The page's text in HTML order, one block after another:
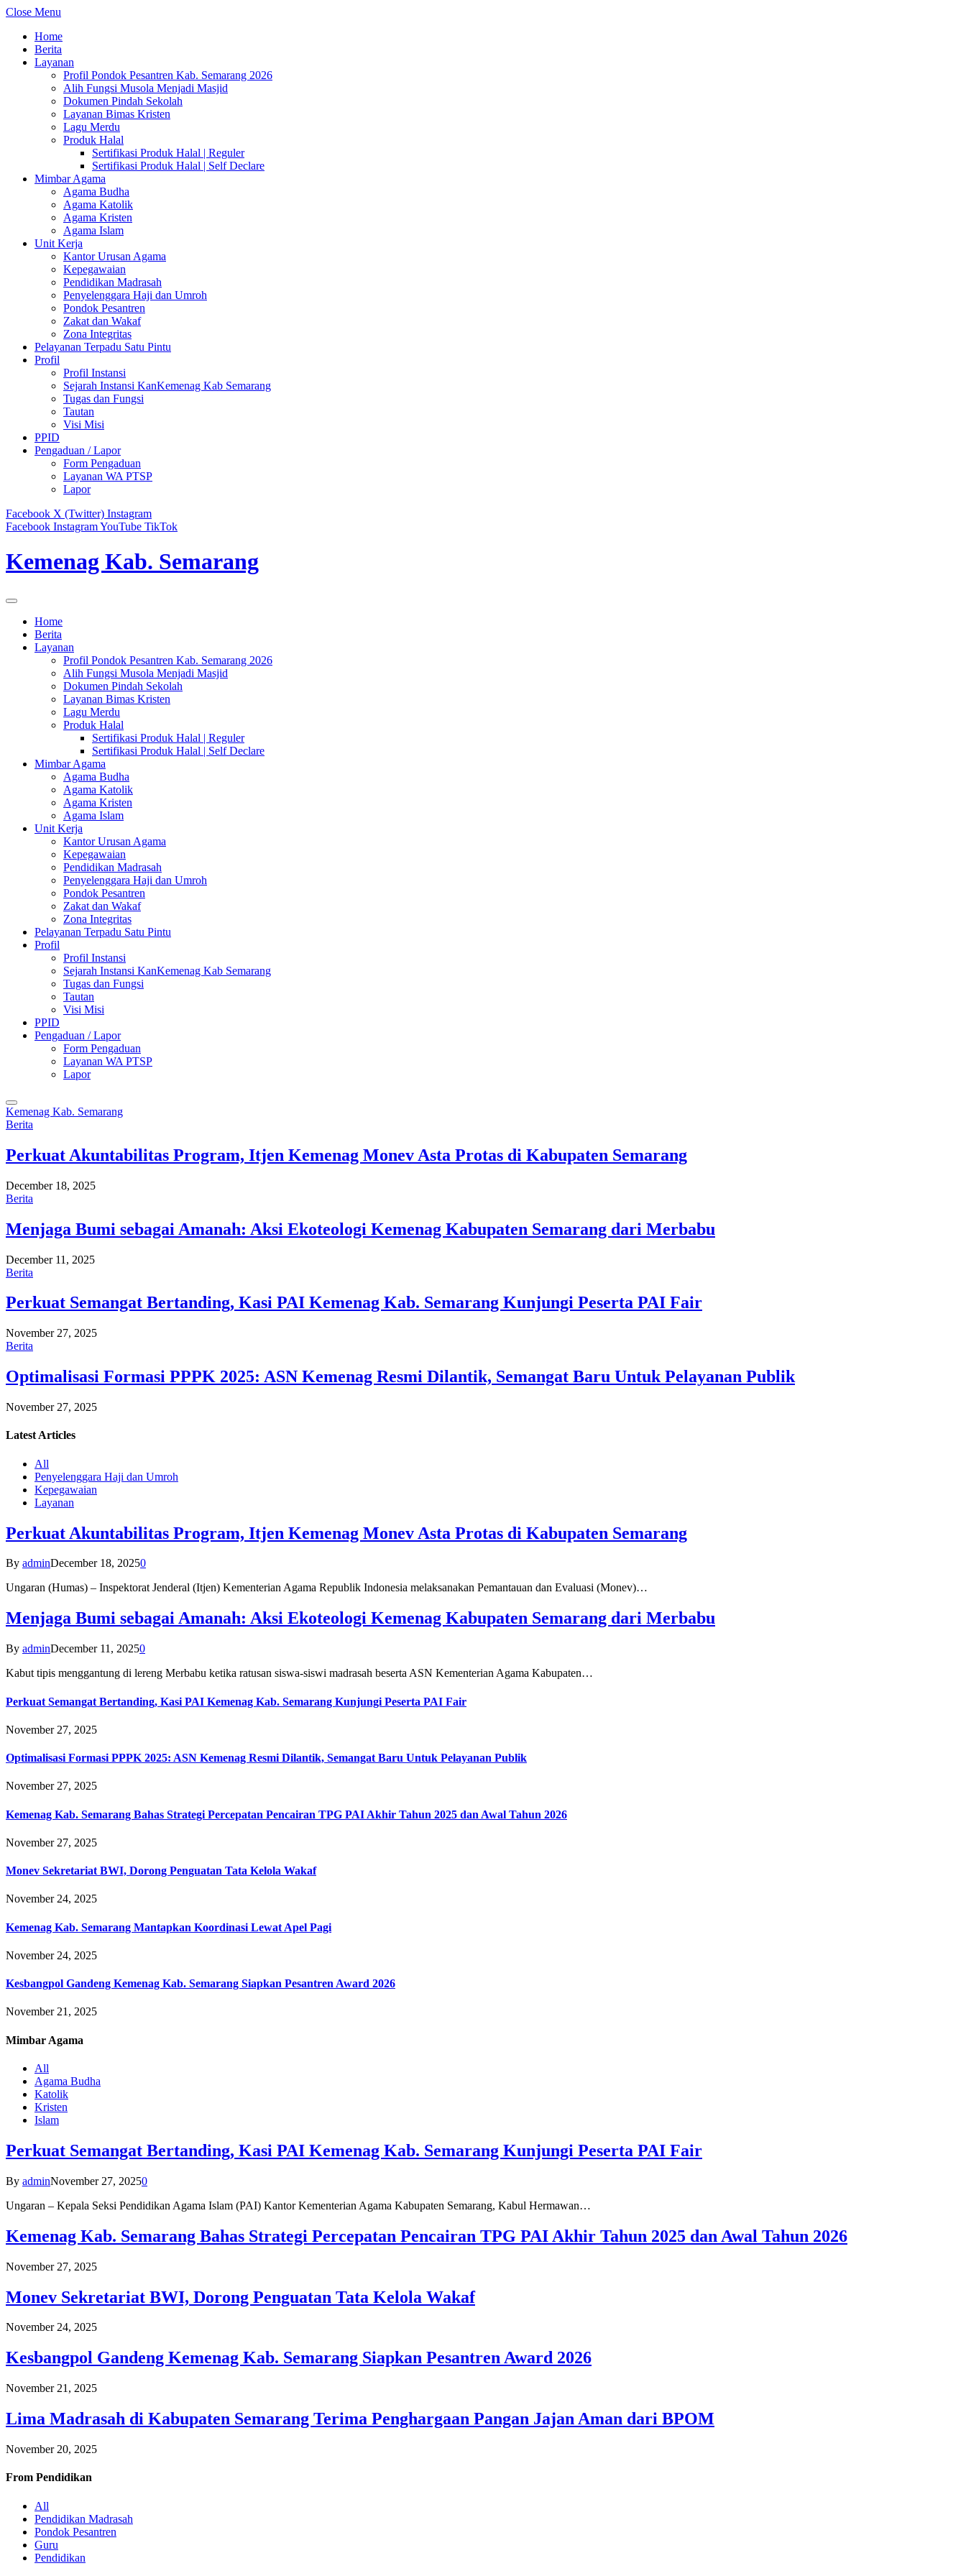
Close Menu
Home
Berita
Layanan
Profil Pondok Pesantren Kab. Semarang 2026
Alih Fungsi Musola Menjadi Masjid
Dokumen Pindah Sekolah
Layanan Bimas Kristen
Lagu Merdu
Produk Halal
Sertifikasi Produk Halal | Reguler
Sertifikasi Produk Halal | Self Declare
Mimbar Agama
Agama Budha
Agama Katolik
Agama Kristen
Agama Islam
Unit Kerja
Kantor Urusan Agama
Kepegawaian
Pendidikan Madrasah
Penyelenggara Haji dan Umroh
Pondok Pesantren
Zakat dan Wakaf
Zona Integritas
Pelayanan Terpadu Satu Pintu
Profil
Profil Instansi
Sejarah Instansi KanKemenag Kab Semarang
Tugas dan Fungsi
Tautan
Visi Misi
PPID
Pengaduan / Lapor
Form Pengaduan
Layanan WA PTSP
Lapor
Facebook X (Twitter) Instagram
Facebook InstagramYouTube TikTok
Kemenag Kab. Semarang
Home
Berita
Layanan
Profil Pondok Pesantren Kab. Semarang 2026
Alih Fungsi Musola Menjadi Masjid
Dokumen Pindah Sekolah
Layanan Bimas Kristen
Lagu Merdu
Produk Halal
Sertifikasi Produk Halal | Reguler
Sertifikasi Produk Halal | Self Declare
Mimbar Agama
Agama Budha
Agama Katolik
Agama Kristen
Agama Islam
Unit Kerja
Kantor Urusan Agama
Kepegawaian
Pendidikan Madrasah
Penyelenggara Haji dan Umroh
Pondok Pesantren
Zakat dan Wakaf
Zona Integritas
Pelayanan Terpadu Satu Pintu
Profil
Profil Instansi
Sejarah Instansi KanKemenag Kab Semarang
Tugas dan Fungsi
Tautan
Visi Misi
PPID
Pengaduan / Lapor
Form Pengaduan
Layanan WA PTSP
Lapor
Kemenag Kab. Semarang
Berita
Perkuat Akuntabilitas Program, Itjen Kemenag Monev Asta Protas di Kabupaten Semarang
December 18, 2025
Berita
Menjaga Bumi sebagai Amanah: Aksi Ekoteologi Kemenag Kabupaten Semarang dari Merbabu
December 11, 2025
Berita
Perkuat Semangat Bertanding, Kasi PAI Kemenag Kab. Semarang Kunjungi Peserta PAI Fair
November 27, 2025
Berita
Optimalisasi Formasi PPPK 2025: ASN Kemenag Resmi Dilantik, Semangat Baru Untuk Pelayanan Publik
November 27, 2025
Latest Articles
All
Penyelenggara Haji dan Umroh
Kepegawaian
Layanan
Perkuat Akuntabilitas Program, Itjen Kemenag Monev Asta Protas di Kabupaten Semarang
By adminDecember 18, 20250
Ungaran (Humas) – Inspektorat Jenderal (Itjen) Kementerian Agama Republik Indonesia melaksanakan Pemantauan dan Evaluasi (Monev)…
Menjaga Bumi sebagai Amanah: Aksi Ekoteologi Kemenag Kabupaten Semarang dari Merbabu
By adminDecember 11, 20250
Kabut tipis menggantung di lereng Merbabu ketika ratusan siswa-siswi madrasah beserta ASN Kementerian Agama Kabupaten…
Perkuat Semangat Bertanding, Kasi PAI Kemenag Kab. Semarang Kunjungi Peserta PAI Fair
November 27, 2025
Optimalisasi Formasi PPPK 2025: ASN Kemenag Resmi Dilantik, Semangat Baru Untuk Pelayanan Publik
November 27, 2025
Kemenag Kab. Semarang Bahas Strategi Percepatan Pencairan TPG PAI Akhir Tahun 2025 dan Awal Tahun 2026
November 27, 2025
Monev Sekretariat BWI, Dorong Penguatan Tata Kelola Wakaf
November 24, 2025
Kemenag Kab. Semarang Mantapkan Koordinasi Lewat Apel Pagi
November 24, 2025
Kesbangpol Gandeng Kemenag Kab. Semarang Siapkan Pesantren Award 2026
November 21, 2025
Mimbar Agama
All
Agama Budha
Katolik
Kristen
Islam
Perkuat Semangat Bertanding, Kasi PAI Kemenag Kab. Semarang Kunjungi Peserta PAI Fair
By adminNovember 27, 20250
Ungaran – Kepala Seksi Pendidikan Agama Islam (PAI) Kantor Kementerian Agama Kabupaten Semarang, Kabul Hermawan…
Kemenag Kab. Semarang Bahas Strategi Percepatan Pencairan TPG PAI Akhir Tahun 2025 dan Awal Tahun 2026
November 27, 2025
Monev Sekretariat BWI, Dorong Penguatan Tata Kelola Wakaf
November 24, 2025
Kesbangpol Gandeng Kemenag Kab. Semarang Siapkan Pesantren Award 2026
November 21, 2025
Lima Madrasah di Kabupaten Semarang Terima Penghargaan Pangan Jajan Aman dari BPOM
November 20, 2025
From Pendidikan
All
Pendidikan Madrasah
Pondok Pesantren
Guru
Pendidikan